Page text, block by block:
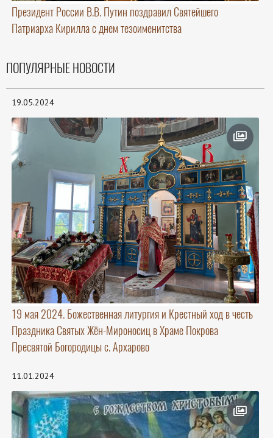
Президент России В.В. Путин поздравил Святейшего
Патриарха Кирилла с днем тезоименитства
ПОПУЛЯРНЫЕ НОВОСТИ
19.05.2024
19 мая 2024. Божественная литургия и Крестный ход в честь
Праздника Святых Жён-Мироносиц в Храме Покрова
Пресвятой Богородицы с. Архарово
11.01.2024